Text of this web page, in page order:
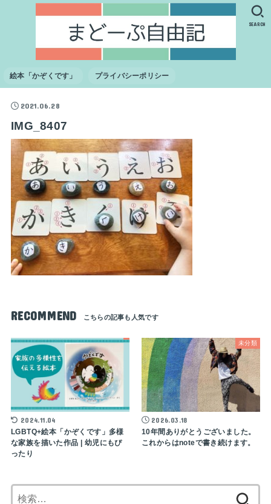
絵本「かぞくです」 プライバシーポリシー
SEARCH
2021.06.28
IMG_8407
RECOMMEND
2024.11.04
LGBTQ+絵本「かぞくです」多様
な家族を描いた作品 | 幼児にもぴ
ったり
未分類
2026.03.18
10年間ありがとうございました。
これからはnoteで書き続けます。